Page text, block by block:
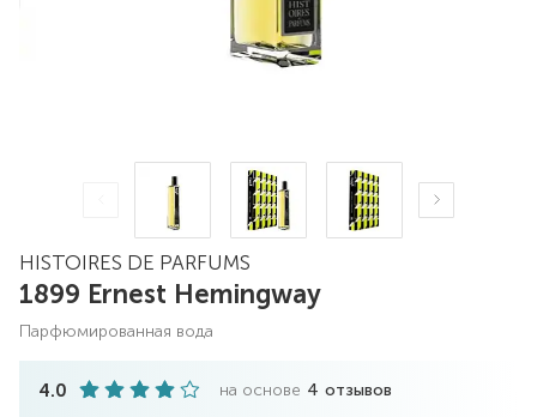
HISTOIRES DE PARFUMS
1899 Ernest Hemingway
парфюмированная вода
4.0 на основе 4 отзывов